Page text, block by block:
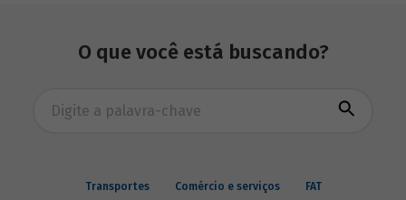
sobre o tema.
O que você está buscando?
Transportes Comércio e serviços FAT